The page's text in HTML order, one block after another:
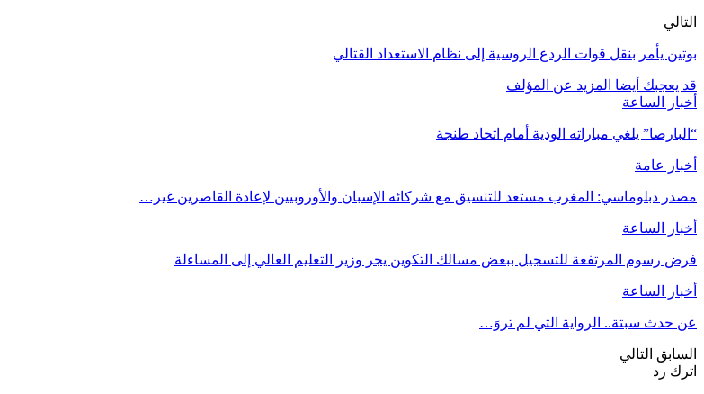
التالي
بوتين يأمر بنقل قوات الردع الروسية إلى نظام الاستعداد القتالي
قد يعجبك أيضا المزيد عن المؤلف
أخبار الساعة
“البارصا” يلغي مباراته الودية أمام اتحاد طنجة
أخبار عامة
مصدر دبلوماسي: المغرب مستعد للتنسيق مع شركائه الإسبان والأوروبيين لإعادة القاصرين غير…
أخبار الساعة
فرض رسوم المرتفعة للتسجيل ببعض مسالك التكوين يجر وزير التعليم العالي إلى المساءلة
أخبار الساعة
عن حدث سبتة.. الرواية التي لم تروَ…
السابق التالي
اترك رد